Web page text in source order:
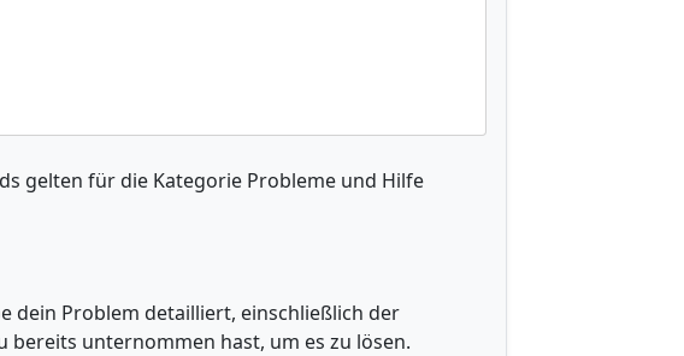
gelten für die Kategorie Probleme und Hilfe
dein Problem detailliert, einschließlich der
unternommen hast, um es zu lösen.